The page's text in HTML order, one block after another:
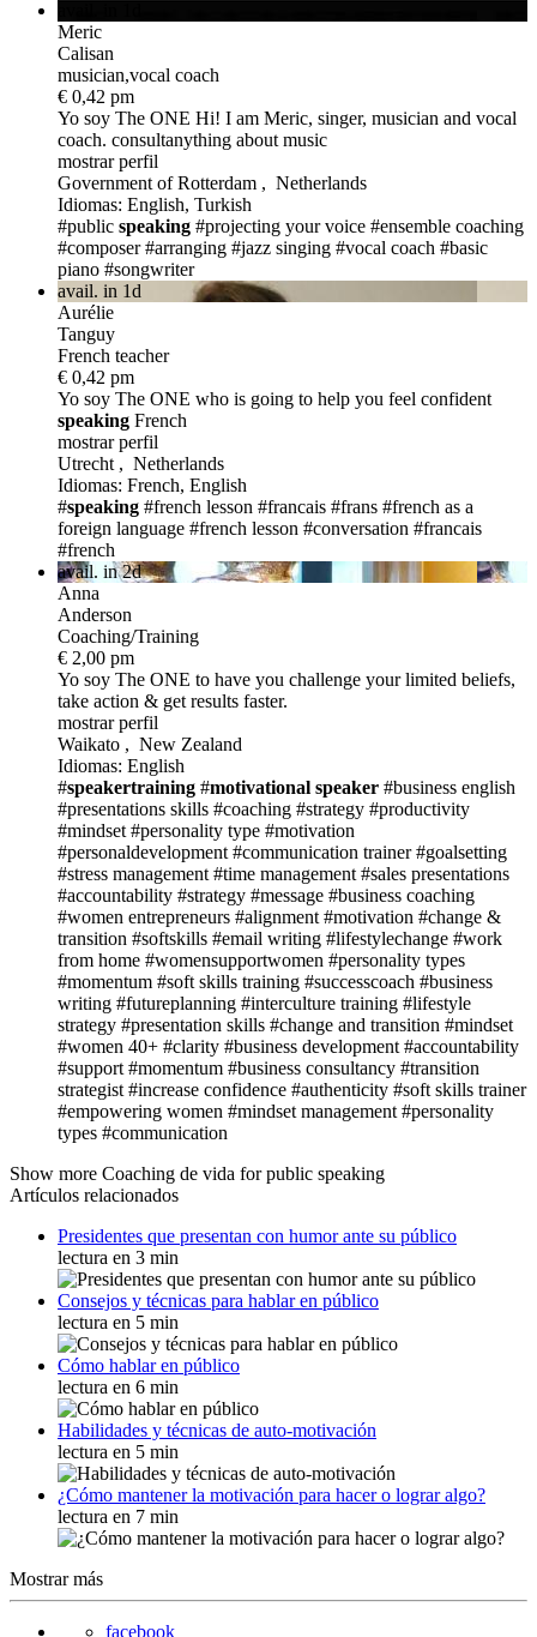
Meric
Calisan
musician,vocal coach
€ 0,42 pm
Yo soy The ONE Hi! I am Meric, singer, musician and vocal
coach. consultanything about music
mostrar perfil
Government of Rotterdam , Netherlands
Idiomas: English, Turkish
#public speaking #projecting your voice #ensemble coaching
#composer #arranging #jazz singing #vocal coach #basic
piano #songwriter
avail. in 1d
Aurélie
Tanguy
French teacher
€ 0,42 pm
Yo soy The ONE who is going to help you feel confident
speaking French
mostrar perfil
Utrecht , Netherlands
Idiomas: French, English
#speaking #french lesson #francais #frans #french as a
foreign language #french lesson #conversation #francais
#french
avail. in 2d
Anna
Anderson
Coaching/Training
€ 2,00 pm
Yo soy The ONE to have you challenge your limited beliefs,
take action & get results faster.
mostrar perfil
Waikato , New Zealand
Idiomas: English
#speakertraining #motivational speaker #business english
#presentations skills #coaching #strategy #productivity
#mindset #personality type #motivation
#personaldevelopment #communication trainer #goalsetting
#stress management #time management #sales presentations
#accountability #strategy #message #business coaching
#women entrepreneurs #alignment #motivation #change &
transition #softskills #email writing #lifestylechange #work
from home #womensupportwomen #personality types
#momentum #soft skills training #successcoach #business
writing #futureplanning #interculture training #lifestyle
strategy #presentation skills #change and transition #mindset
#women 40+ #clarity #business development #accountability
#support #momentum #business consultancy #transition
strategist #increase confidence #authenticity #soft skills trainer
#empowering women #mindset management #personality
types #communication
Show more Coaching de vida for public speaking
Artículos relacionados
Presidentes que presentan con humor ante su público
lectura en 3 min
Consejos y técnicas para hablar en público
lectura en 5 min
Cómo hablar en público
lectura en 6 min
Habilidades y técnicas de auto-motivación
lectura en 5 min
¿Cómo mantener la motivación para hacer o lograr algo?
lectura en 7 min
Mostrar más
facebook